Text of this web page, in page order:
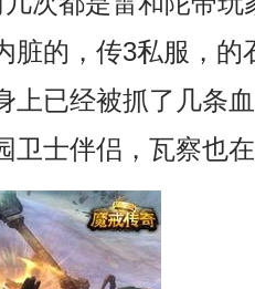
脏的，传3私服，
上已经被抓了几条
卫士伴侣，瓦察也